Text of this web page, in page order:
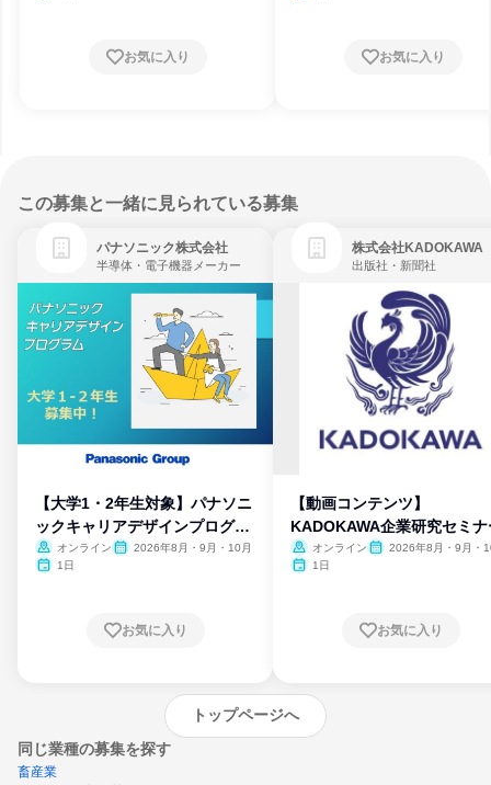
お気に入り お気に入り
この募集と一緒に見られている募集
パナソニック株式会社
半導体・電子機器メーカー
【大学1・2年生対象】パナソニ
ックキャリアデザインプログラ
ム
オンライン
2026年8月・9月・10月
1日
お気に入り
株式会社KADOKAWA
出版社・新聞社
【動画コンテンツ】
KADOKAWA企業研究セミナ
オンライン
2026年8月・9月・
1日
お気に入り
トップページへ
同じ業種の募集を探す
畜産業